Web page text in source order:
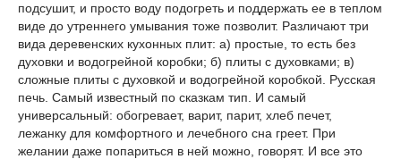
подсушит, и просто воду подогреть и поддержать ее в теплом
виде до утреннего умывания тоже позволит. Различают три
вида деревенских кухонных плит: а) простые, то есть без
духовки и водогрейной коробки; б) плиты с духовками; в)
сложные плиты с духовкой и водогрейной коробкой. Русская
печь. Самый известный по сказкам тип. И самый
универсальный: обогревает, варит, парит, хлеб печет,
лежанку для комфортного и лечебного сна греет. При
желании даже попариться в ней можно, говорят. И все это